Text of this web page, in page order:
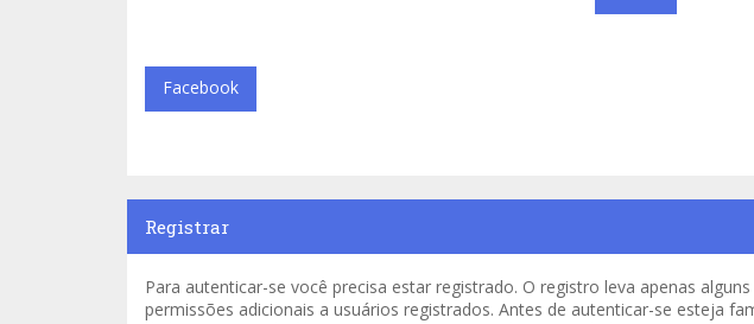
Facebook
Registrar
Para autenticar-se você precisa estar registrado. O registro leva apenas
permissões adicionais a usuários registrados. Antes de autenticar-se esteja